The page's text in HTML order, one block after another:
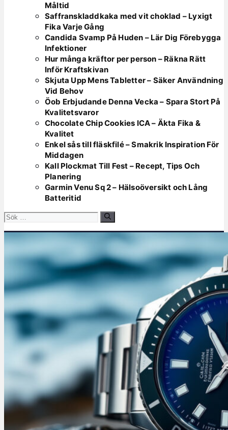
Måltid
Saffranskladdkaka med vit choklad – Lyxigt
Fika Varje Gång
Candida Svamp På Huden – Lär Dig Förebygga
Infektioner
Hur många kräftor per person – Räkna Rätt
Inför Kraftskivan
Skjuta Upp Mens Tabletter – Säker Användning
Vid Behov
Öob Erbjudande Denna Vecka – Spara Stort På
Kvalitetsvaror
Chocolate Chip Cookies ICA – Äkta Fika &
Kvalitet
Enkel sås till fläskfilé – Smakrik Inspiration För
Middagen
Kall Plockmat Till Fest – Recept, Tips Och
Planering
Garmin Venu Sq 2 – Hälsoöversikt och Lång
Batteritid
Sök